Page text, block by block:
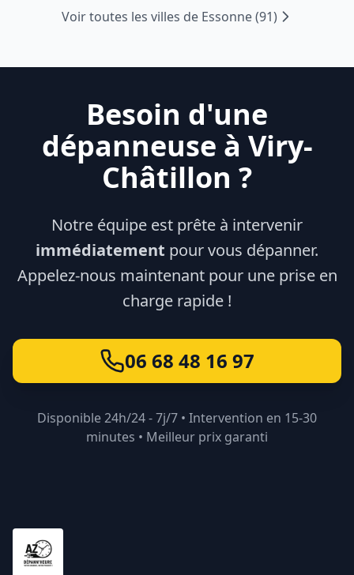
Voir toutes les villes de Essonne(91)
Besoin d'une
dépanneuse à Viry-
Châtillon ?
Notre équipe est prête à intervenir
immédiatement pour vous dépanner.
Appelez-nous maintenant pour une prise en
charge rapide !
06 68 48 16 97
Disponible 24h/24 - 7j/7 • Intervention en 15-30
minutes • Meilleur prix garanti